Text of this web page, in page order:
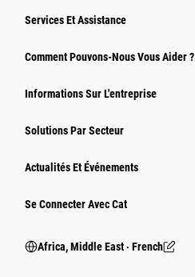
Services Et Assistance
Comment Pouvons-Nous Vous Aider ?
Informations Sur L'entreprise
Solutions Par Secteur
Actualités Et Événements
Se Connecter Avec Cat
Africa, Middle East ‧ French